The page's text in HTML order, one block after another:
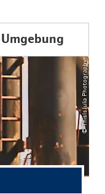
© ThisIsJulia Photography